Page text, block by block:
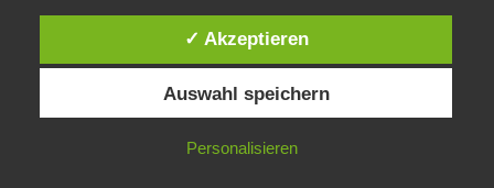
✓ Akzeptieren
Auswahl speichern
Personalisieren